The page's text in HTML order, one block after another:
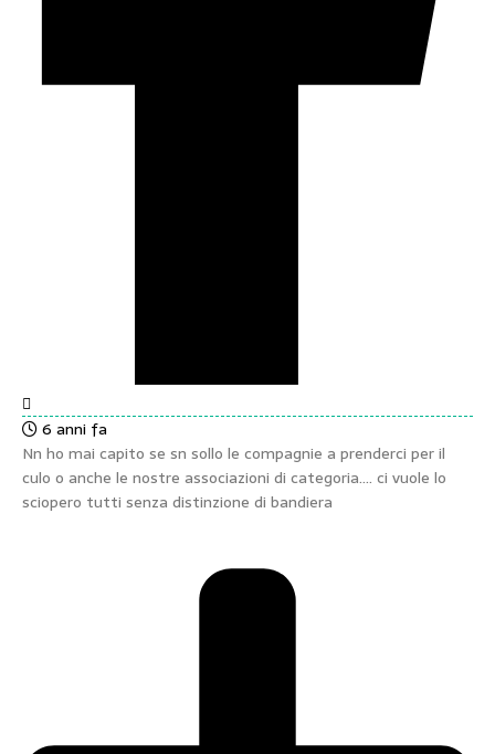
6 anni fa
Nn ho mai capito se sn sollo le compagnie a prenderci per il
culo o anche le nostre associazioni di categoria…. ci vuole lo
sciopero tutti senza distinzione di bandiera